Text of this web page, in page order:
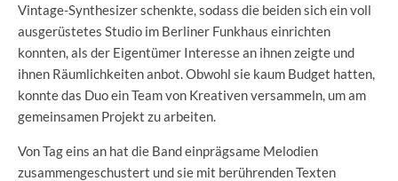
Vintage-Synthesizer schenkte, sodass die beiden sich ein voll
ausgerüstetes Studio im Berliner Funkhaus einrichten
konnten, als der Eigentümer Interesse an ihnen zeigte und
ihnen Räumlichkeiten anbot. Obwohl sie kaum Budget hatten,
konnte das Duo ein Team von Kreativen versammeln, um am
gemeinsamen Projekt zu arbeiten.
Von Tag eins an hat die Band einprägsame Melodien
zusammengeschustert und sie mit berührenden Texten